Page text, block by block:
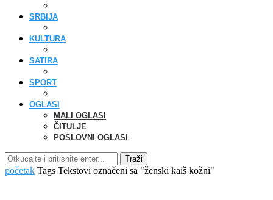
SRBIJA
KULTURA
SATIRA
SPORT
OGLASI
MALI OGLASI
ČITULJE
POSLOVNI OGLASI
Traži
početak Tags Tekstovi označeni sa "ženski kaiš kožni"